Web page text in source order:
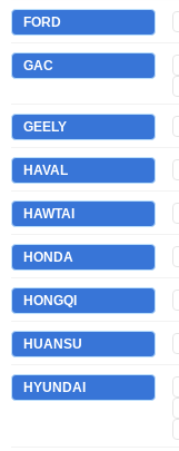
FORD
GAC
GEELY
HAVAL
HAWTAI
HONDA
HONGQI
HUANSU
HYUNDAI